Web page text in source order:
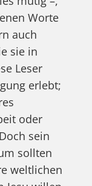
Worte
auch
sie in
Leser
erlebt;
oder
sein
sollten
weltlichen